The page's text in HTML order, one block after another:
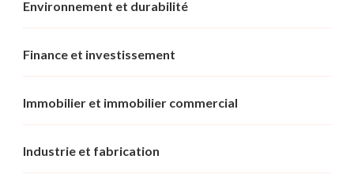
Environnement et durabilité
Finance et investissement
Immobilier et immobilier commercial
Industrie et fabrication